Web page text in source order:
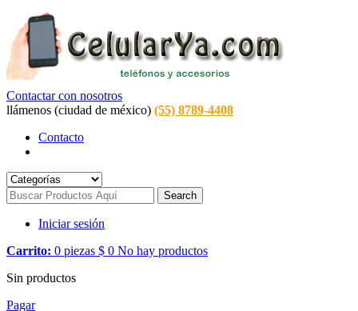
Contactar con nosotros
llámenos (ciudad de méxico) (55) 8789-4408
Contacto
Search
Iniciar sesión
Carrito: 0 piezas $ 0 No hay productos
Sin productos
Pagar